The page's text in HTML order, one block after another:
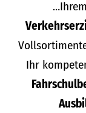
Ihr